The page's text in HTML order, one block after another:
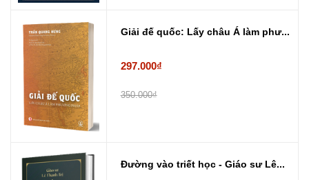
Giải đế quốc: Lấy châu Á làm phư...
297.000₫
350.000₫
Đường vào triết học - Giáo sư Lê...